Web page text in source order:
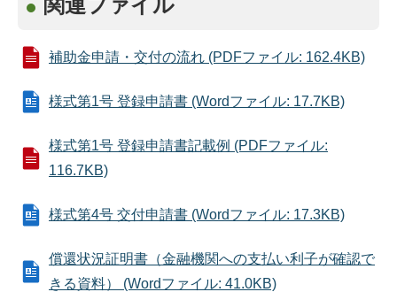
関連ファイル
補助金申請・交付の流れ (PDFファイル: 162.4KB)
様式第1号 登録申請書 (Wordファイル: 17.7KB)
様式第1号 登録申請書記載例 (PDFファイル:
116.7KB)
様式第4号 交付申請書 (Wordファイル: 17.3KB)
償還状況証明書（金融機関への支払い利子が確認で
きる資料） (Wordファイル: 41.0KB)